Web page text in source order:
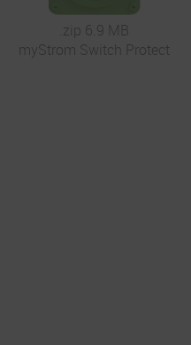
.zip 6.9 MB
myStrom Switch Protect